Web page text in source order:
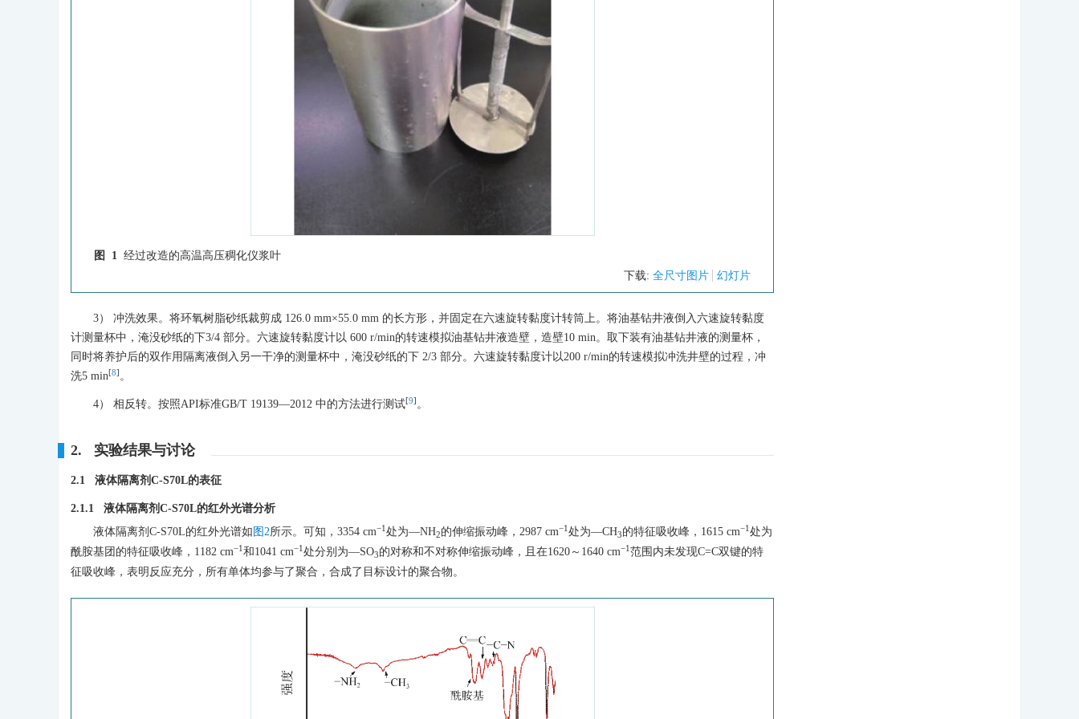
图 1 经过改造的高温高压稠化仪浆叶
下载: 全尺寸图片 幻灯片
3） 冲洗效果。将环氧树脂砂纸裁剪成 126.0 mm×55.0 mm 的长方形，并固定在六速旋转黏度计转筒上。将油基钻井液倒入六速旋转黏度
计测量杯中，淹没砂纸的下3/4 部分。六速旋转黏度计以 600 r/min的转速模拟油基钻井液造壁，造壁10 min。取下装有油基钻井液的测量杯，
同时将养护后的双作用隔离液倒入另一干净的测量杯中，淹没砂纸的下 2/3 部分。六速旋转黏度计以200 r/min的转速模拟冲洗井壁的过程，冲
洗5 min[8] 。
4） 相反转。按照API标准GB/T 19139—2012 中的方法进行测试[9] 。
2. 实验结果与讨论
2.1 液体隔离剂C-S70L的表征
2.1.1 液体隔离剂C-S70L的红外光谱分析
液体隔离剂C-S70L的红外光谱如 图2所示。可知，3354 cm−1 处为—NH2的伸缩振动峰，2987 cm−1 处为—CH3的特征吸收峰，1615 cm−1 处为
酰胺基团的特征吸收峰，1182 cm−1 和1041 cm−1 处分别为—SO3的对称和不对称伸缩振动峰，且在1620～1640 cm−1 范围内未发现C=C双键的特
征吸收峰，表明反应充分，所有单体均参与了聚合，合成了目标设计的聚合物。